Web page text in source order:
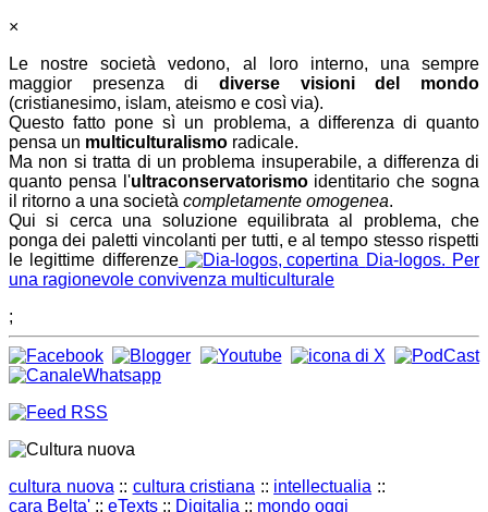
×
Le nostre società vedono, al loro interno, una sempre
maggior presenza di diverse visioni del mondo
(cristianesimo, islam, ateismo e così via).
Questo fatto pone sì un problema, a differenza di quanto
pensa un multiculturalismo radicale.
Ma non si tratta di un problema insuperabile, a differenza di
quanto pensa l'ultraconservatorismoidentitario che sogna
il ritorno a una società completamente omogenea.
Qui si cerca una soluzione equilibrata al problema, che
ponga dei paletti vincolanti per tutti, e al tempo stesso rispetti
le legittime differenze
Dia-logos. Per
una ragionevole convivenza multiculturale
;
cultura nuova :: cultura cristiana :: intellectualia ::
cara Belta' :: eTexts :: Digitalia :: mondo oggi